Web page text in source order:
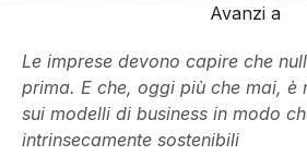
Avanzi a
Le imprese devono capire che
prima. E che, oggi più che mai, è
sui modelli di business in modo
intrinsecamente sostenibili